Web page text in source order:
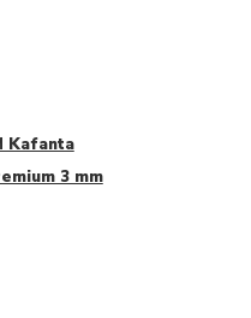
Kafanta
3 mm